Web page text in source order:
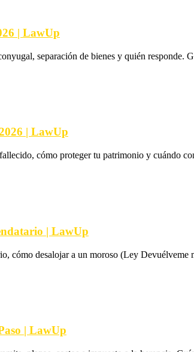
| LawUp
separación de bienes y quién responde.
| LawUp
cómo proteger tu patrimonio y cuándo
| LawUp
cómo desalojar a un moroso (Ley Devuélveme
| LawUp